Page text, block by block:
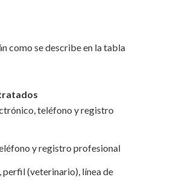
como se describe en la tabla
teléfono y registro
y registro profesional
(veterinario), línea de